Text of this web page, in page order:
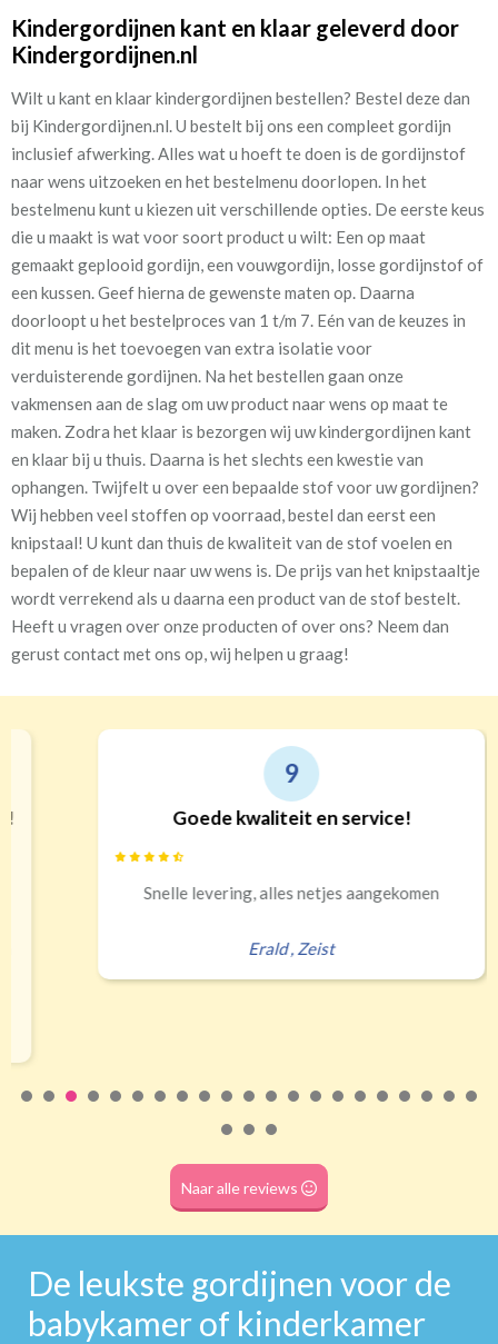
Kindergordijnen kant en klaar geleverd door
Kindergordijnen.nl
Wilt u kant en klaar kindergordijnen bestellen? Bestel deze dan
bij Kindergordijnen.nl. U bestelt bij ons een compleet gordijn
inclusief afwerking. Alles wat u hoeft te doen is de gordijnstof
naar wens uitzoeken en het bestelmenu doorlopen. In het
bestelmenu kunt u kiezen uit verschillende opties. De eerste keus
die u maakt is wat voor soort product u wilt: Een op maat
gemaakt geplooid gordijn, een vouwgordijn, losse gordijnstof of
een kussen. Geef hierna de gewenste maten op. Daarna
doorloopt u het bestelproces van 1 t/m 7. Eén van de keuzes in
dit menu is het toevoegen van extra isolatie voor
verduisterende gordijnen. Na het bestellen gaan onze
vakmensen aan de slag om uw product naar wens op maat te
maken. Zodra het klaar is bezorgen wij uw kindergordijnen kant
en klaar bij u thuis. Daarna is het slechts een kwestie van
ophangen. Twijfelt u over een bepaalde stof voor uw gordijnen?
Wij hebben veel stoffen op voorraad, bestel dan eerst een
knipstaal! U kunt dan thuis de kwaliteit van de stof voelen en
bepalen of de kleur naar uw wens is. De prijs van het knipstaaltje
wordt verrekend als u daarna een product van de stof bestelt.
Heeft u vragen over onze producten of over ons? Neem dan
gerust contact met ons op, wij helpen u graag!
Goede kwaliteit en service!
Snelle levering, alles netjes aangekomen
,Zeist
Naar alle reviews
De leukste gordijnen voor de
babykamer of kinderkamer